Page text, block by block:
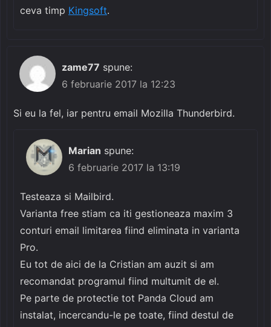
ceva timp Kingsoft.
zame77 spune:
6 februarie 2017 la 12:23
Si eu la fel, iar pentru email Mozilla Thunderbird.
Marian spune:
6 februarie 2017 la 13:19
Testeaza si Mailbird.
Varianta free stiam ca iti gestioneaza maxim 3
conturi email limitarea fiind eliminata in varianta
Pro.
Eu tot de aici de la Cristian am auzit si am
recomandat programul fiind multumit de el.
Pe parte de protectie tot Panda Cloud am
instalat, incercandu-le pe toate, fiind destul de